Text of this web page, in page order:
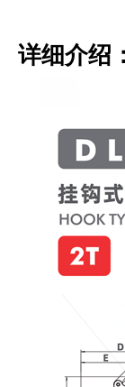
详细介绍：